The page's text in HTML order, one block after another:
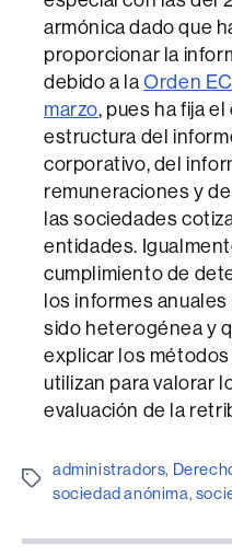
armónica dado que
proporcionar la
debido a laOrden
marzo, pues ha fija
estructura del
corporativo, del
remuneraciones y
las sociedades
entidades.
cumplimiento de
los informes
sido heterogénea y
explicar los
utilizan para valorar
evaluación de la
Etiquetes
administradors,
sociedad anónima,